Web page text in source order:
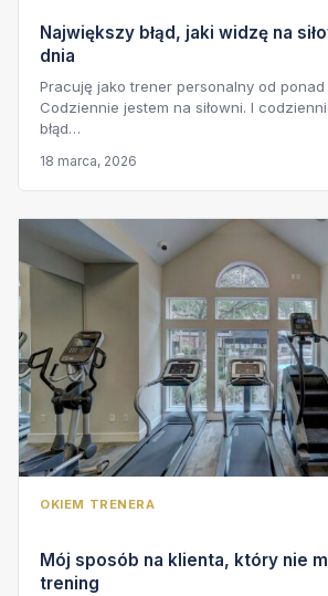
Największy błąd, jaki widzę na
dnia
Pracuję jako trener personalny od
Codziennie jestem na siłowni. I
błąd…
18 marca, 2026
OKIEM TRENERA
Mój sposób na klienta, który nie
trening